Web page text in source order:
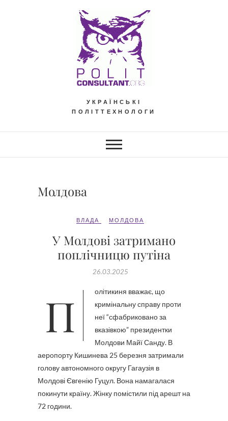
УКРАЇНСЬКІ
ПОЛІТТЕХНОЛОГИ
Молдова
ВЛАДА МОЛДОВА
У Молдові затримано
поплічницю путіна
26.03.2025
Політикиня вважає, що
кримінальну справу проти
неї “сфабриковано за
вказівкою” президентки
Молдови Майї Санду. В
аеропорту Кишинева 25 березня затримали
голову автономного округу Гагаузія в
Молдові Євгенію Гуцул. Вона намагалася
покинути країну. Жінку помістили під арешт на
72 години.